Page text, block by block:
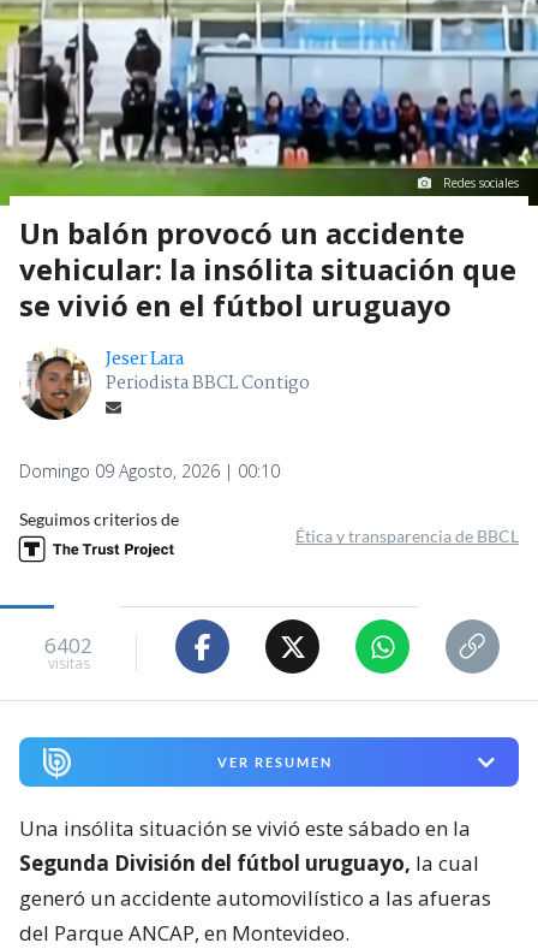
Redes sociales
Un balón provocó un accidente
vehicular: la insólita situación que
se vivió en el fútbol uruguayo
Jeser Lara
Periodista BBCL Contigo
Domingo 09 Agosto, 2026 | 00:10
Seguimos criterios de
Ética y transparencia de BBCL
6402
visitas
VER RESUMEN
Una insólita situación se vivió este sábado en la
Segunda División del fútbol uruguayo, la cual
generó un accidente automovilístico a las afueras
del Parque ANCAP, en Montevideo.